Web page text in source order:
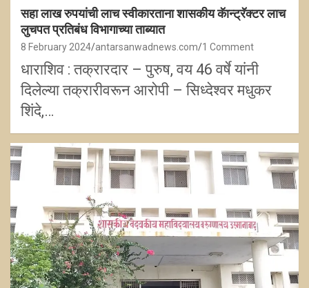
सहा लाख रुपयांची लाच स्वीकारताना शासकीय कॅान्ट्रॅक्टर लाच
लुचपत प्रतिबंध विभागाच्या ताब्यात
8 February 2024 antarsanwadnews.com 1 Comment
धाराशिव : तक्रारदार – पुरुष, वय 46 वर्षे यांनी
दिलेल्या तक्रारीवरून आरोपी – सिध्देश्वर मधुकर
शिंदे,…